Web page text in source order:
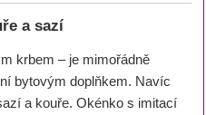
a sazí
krbem – je mimořádně
bytovým doplňkem. Navíc
a kouře. Okénko s imitací